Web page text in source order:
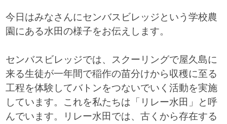
今日はみなさんにセンバスビレッジという学校農
園にある水田の様子をお伝えします。
センバスビレッジでは、スクーリングで屋久島に
来る生徒が一年間で稲作の苗分けから収穫に至る
工程を体験してバトンをつないでいく活動を実施
しています。これを私たちは「リレー水田」と呼
んでいます。リレー水田では、古くから存在する